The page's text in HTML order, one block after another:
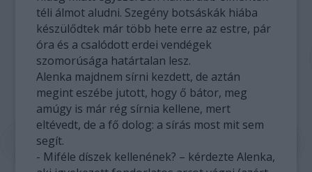
téli álmot aludni. Szegény botsáskák hiába
készülődtek már több hete erre az estre, pár
óra és a csalódott erdei vendégek
szomorúsága határtalan lesz.
Alenka majdnem sírni kezdett, de aztán
megint eszébe jutott, hogy ő bátor, meg
amúgy is már rég sírnia kellene, mert
eltévedt, de a fő dolog: a sírás most mit sem
segít.
- Miféle díszek kellenének? – kérdezte Alenka,